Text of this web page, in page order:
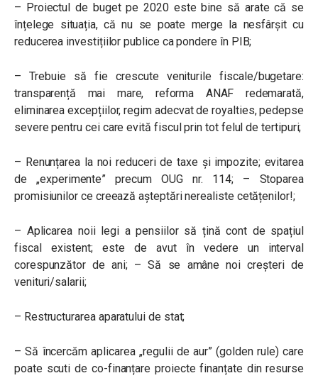
– Proiectul de buget pe 2020 este bine să arate că se
înțelege situația, că nu se poate merge la nesfârșit cu
reducerea investițiilor publice ca pondere în PIB;
– Trebuie să fie crescute veniturile fiscale/bugetare:
transparență mai mare, reforma ANAF redemarată,
eliminarea excepțiilor, regim adecvat de royalties, pedepse
severe pentru cei care evită fiscul prin tot felul de tertipuri;
– Renunțarea la noi reduceri de taxe și impozite; evitarea
de „experimente” precum OUG nr. 114; – Stoparea
promisiunilor ce creează așteptări nerealiste cetățenilor!;
– Aplicarea noii legi a pensiilor să țină cont de spațiul
fiscal existent; este de avut în vedere un interval
corespunzător de ani; – Să se amâne noi creșteri de
venituri/salarii;
– Restructurarea aparatului de stat;
– Să încercăm aplicarea „regulii de aur” (golden rule) care
poate scuti de co-finanțare proiecte finanțate din resurse